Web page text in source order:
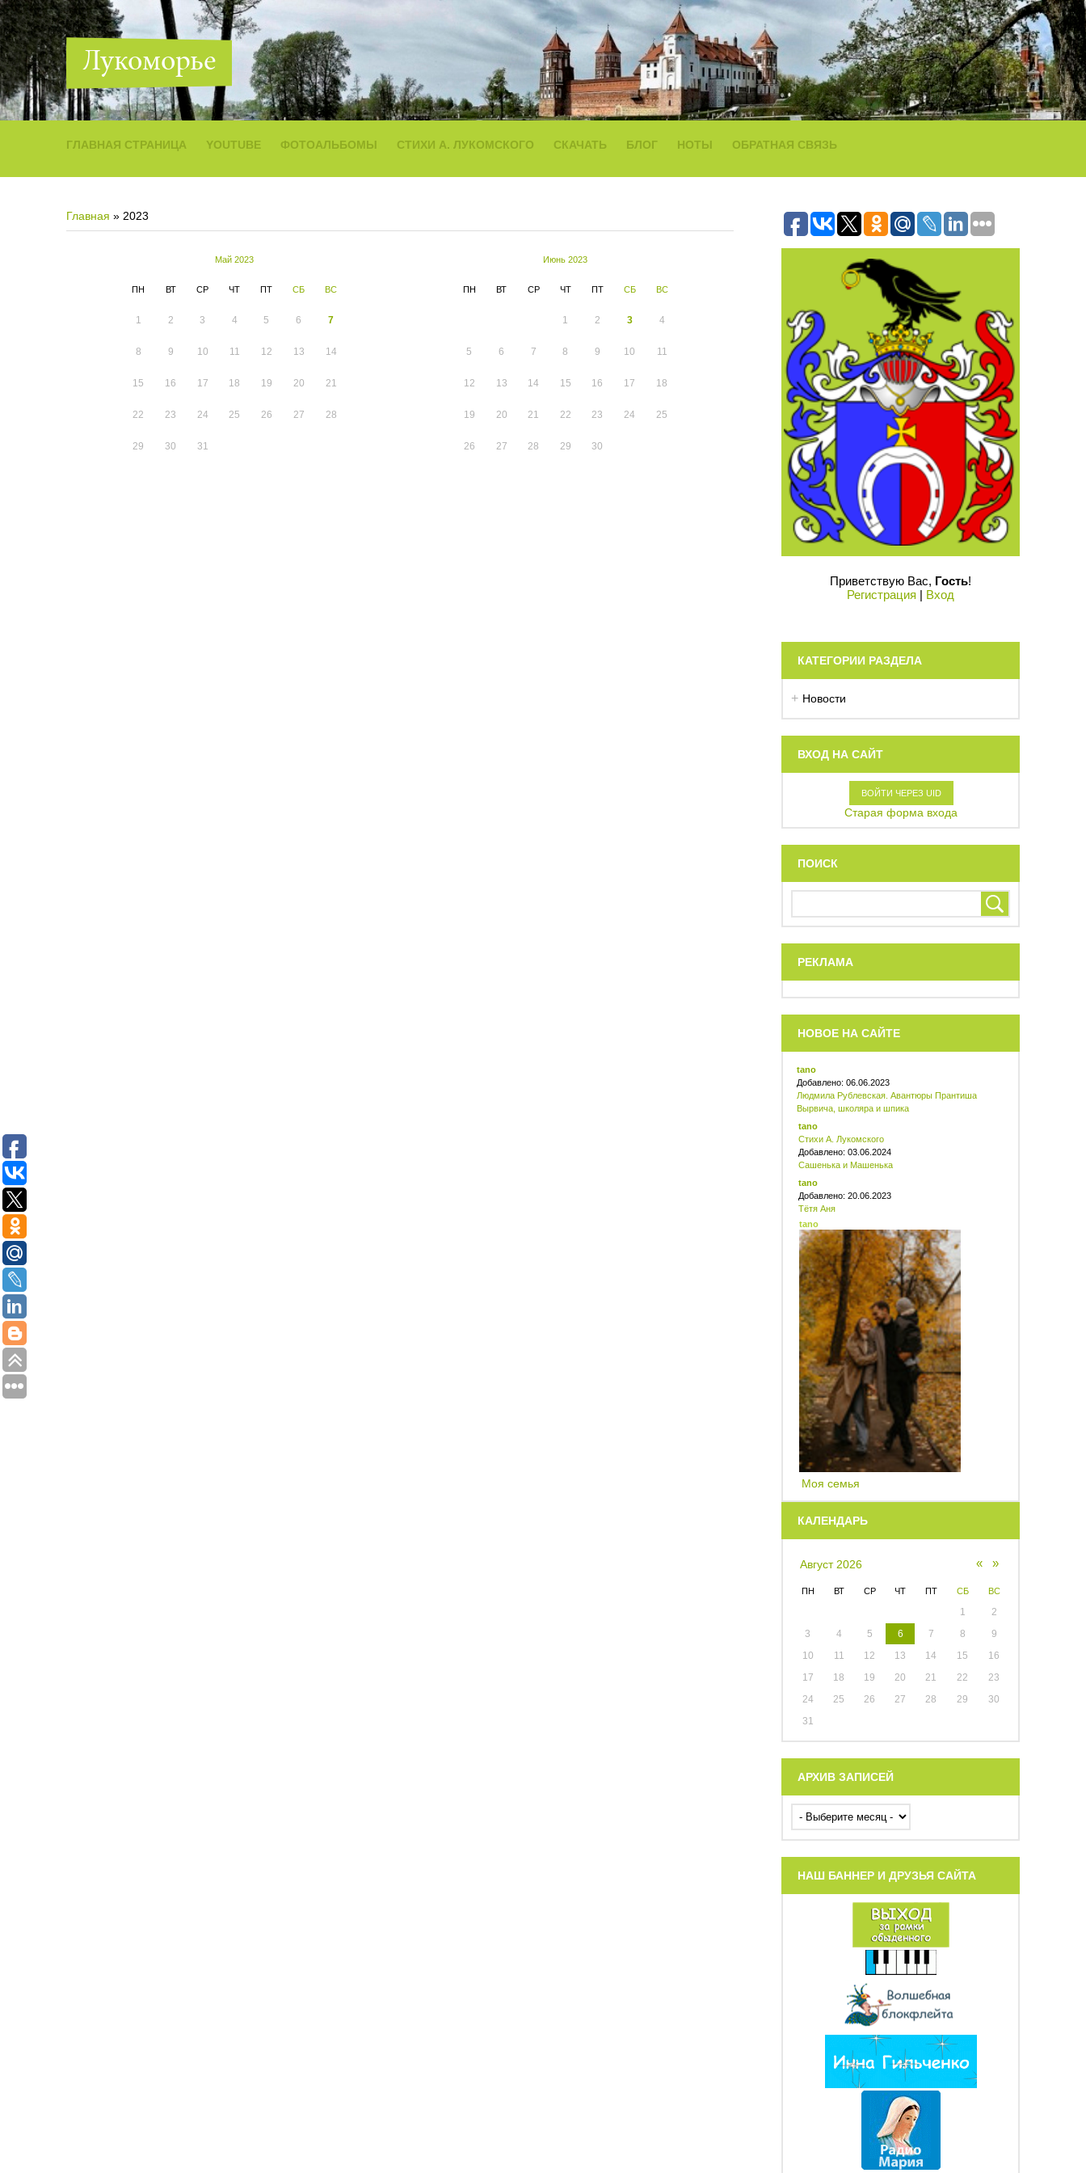
Лукоморье
ГЛАВНАЯ СТРАНИЦА YOUTUBE ФОТОАЛЬБОМЫ СТИХИ А. ЛУКОМСКОГО СКАЧАТЬ БЛОГ НОТЫ ОБРАТНАЯ СВЯЗЬ
Главная » 2023
Май 2023
ПН ВТ СР ЧТ ПТ СБ ВС
1 2 3 4 5 6 7
8 9 10 11 12 13 14
15 16 17 18 19 20 21
22 23 24 25 26 27 28
29 30 31
Июнь 2023
ПН ВТ СР ЧТ ПТ СБ ВС
1 2 3 4
5 6 7 8 9 10 11
12 13 14 15 16 17 18
19 20 21 22 23 24 25
26 27 28 29 30
Приветствую Вас, Гость!
Регистрация | Вход
КАТЕГОРИИ РАЗДЕЛА
Новости
ВХОД НА САЙТ
ВОЙТИ ЧЕРЕЗ UID
Старая форма входа
ПОИСК
РЕКЛАМА
НОВОЕ НА САЙТЕ
tano
Добавлено: 06.06.2023
Людмила Рублевская. Авантюры Прантиша
Вырвича, школяра и шпика
tano
Стихи А. Лукомского
Добавлено: 03.06.2024
Сашенька и Машенька
tano
Добавлено: 20.06.2023
Тётя Аня
tano
Моя семья
КАЛЕНДАРЬ
«
Август 2026 »
ПН ВТ СР ЧТ ПТ СБ ВС
1
2
3
4 5 6 7 8
9
10
11 12 13 14 15
16
17
18 19 20 21 22
23
24
25 26 27 28 29
30
31
АРХИВ ЗАПИСЕЙ
НАШ БАННЕР И ДРУЗЬЯ САЙТА